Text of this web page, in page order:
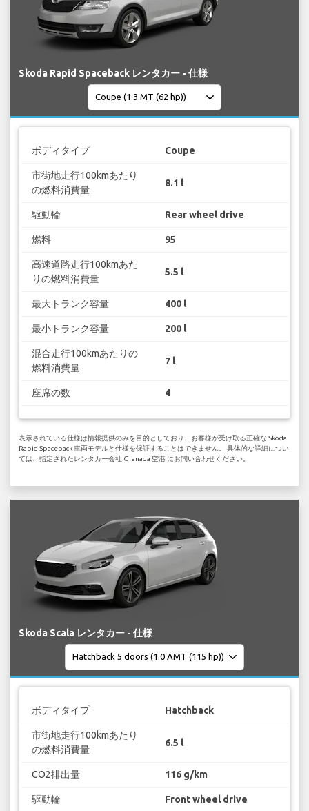
Skoda Rapid Spaceback レンタカー - 仕様
ボディタイプ Coupe
市街地走行100kmあたり
の燃料消費量
8.1 l
駆動輪 Rear wheel drive
燃料 95
高速道路走行100kmあた
りの燃料消費量
5.5 l
最大トランク容量 400 l
最小トランク容量 200 l
混合走行100kmあたりの
燃料消費量
7 l
座席の数 4
表示されている仕様は情報提供のみを目的としており、お客様が受け取る正確な Skoda
Rapid Spaceback 車両モデルと仕様を保証することはできません。 具体的な詳細につい
ては、指定されたレンタカー会社 Granada 空港 にお問い合わせください。
Skoda Scala レンタカー - 仕様
ボディタイプ Hatchback
市街地走行100kmあたり
の燃料消費量
6.5 l
CO2排出量 116 g/km
駆動輪 Front wheel drive